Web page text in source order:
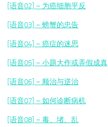
[语音02] – 为癌细胞平反
[语音03] – 螃蟹的忠告
[语音04] – 癌症的迷思
[语音05] – 小题大作或弄假成真
[语音06] – 顺治与逆治
[语音07] – 如何诊断病机
[语音08] – 毒、堵、乱